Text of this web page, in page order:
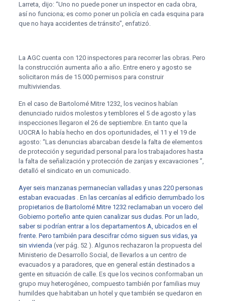
Larreta, dijo: “Uno no puede poner un inspector en cada obra,
así no funciona; es como poner un policía en cada esquina para
que no haya accidentes de tránsito”, enfatizó.
La AGC cuenta con 120 inspectores para recorrer las obras. Pero
la construcción aumenta año a año. Entre enero y agosto se
solicitaron más de 15.000 permisos para construir
multiviviendas.
En el caso de Bartolomé Mitre 1232, los vecinos habían
denunciado ruidos molestos y temblores el 5 de agosto y las
inspecciones llegaron el 26 de septiembre. En tanto que la
UOCRA lo había hecho en dos oportunidades, el 11 y el 19 de
agosto: “Las denuncias abarcaban desde la falta de elementos
de protección y seguridad personal para los trabajadores hasta
la falta de señalización y protección de zanjas y excavaciones ”,
detalló el sindicato en un comunicado.
Ayer seis manzanas permanecían valladas y unas 220 personas
estaban evacuadas . En las cercanías al edificio derrumbado los
propietarios de Bartolomé Mitre 1232 reclamaban un vocero del
Gobierno porteño ante quien canalizar sus dudas. Por un lado,
saber si podrían entrar a los departamentos A, ubicados en el
frente. Pero también para descifrar cómo siguen sus vidas, ya
sin vivienda (ver pág. 52 ). Algunos rechazaron la propuesta del
Ministerio de Desarrollo Social, de llevarlos a un centro de
evacuados y a paradores, que en general están destinados a
gente en situación de calle. Es que los vecinos conformaban un
grupo muy heterogéneo, compuesto también por familias muy
humildes que habitaban un hotel y que también se quedaron en